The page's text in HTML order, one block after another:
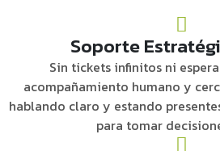
Soporte
Sin tickets infinitos ni
acompañamiento humano y
hablando claro y estando
para tomar